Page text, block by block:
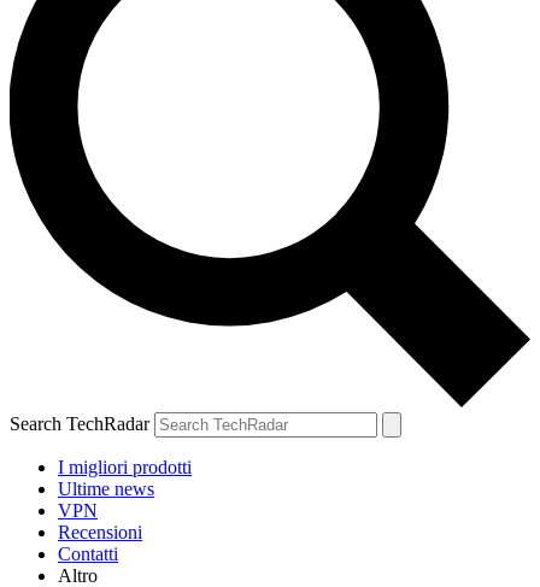
Search TechRadar
I migliori prodotti
Ultime news
VPN
Recensioni
Contatti
Altro